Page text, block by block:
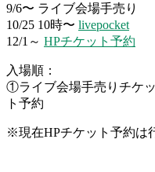
9/6〜 ライブ会場手売り
10/25 10時〜 livepocket
12/1～ HPチケット予約
入場順：
①ライブ会場手売りチケ
ト予約
※現在HPチケット予約は